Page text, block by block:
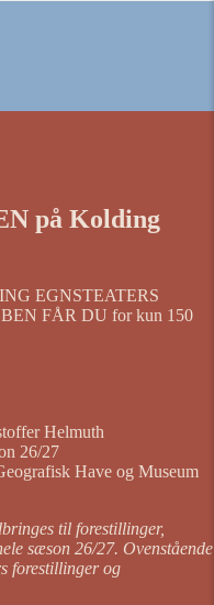
på Kolding
EGNSTEATERS
FÅR DU for kun 150
Helmuth
26/27
Have og Museum
til forestillinger,
sæson 26/27. Ovenstående
forestillinger og